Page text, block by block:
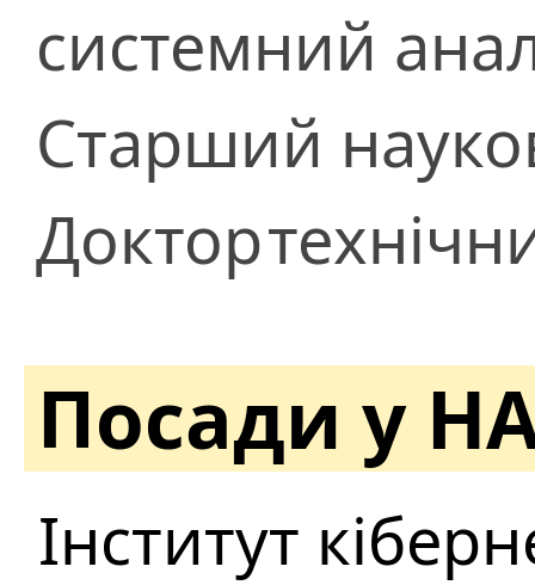
системний
Старший
Доктор
Посади у
Інститут